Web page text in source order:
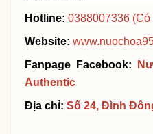
Hotline: 0388007336(Có
Website:
Fanpage Facebook:
Authentic
Địa chỉ: Số 24, Đình